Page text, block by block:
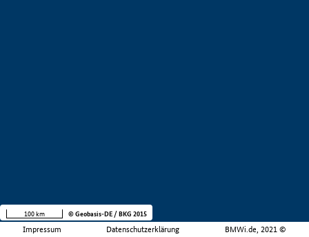
Impressum Datenschutzerklärung BMWi.de, 2021 ©
100 km © Geobasis-DE / BKG 2015